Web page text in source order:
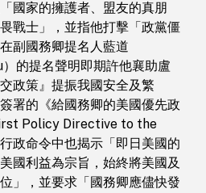
國家的擁護者、盟友的真朋
戰士」，並指他打擊「政黨僵
副國務卿提名人藍道
的提名聲明即期許他襄助盧
政策』提振我國安全及繁
署的《給國務卿的美國優先政
Policy Directive to the
政命令中也揭示「即日美國的
國利益為宗旨，始終將美國及
」，並要求「國務卿應儘快發